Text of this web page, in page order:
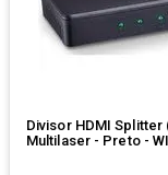
Divisor HDMI Splitter
Multilaser - Preto -